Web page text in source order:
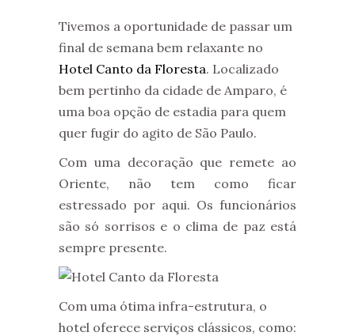
Tivemos a oportunidade de passar um
final de semana bem relaxante no
Hotel Canto da Floresta. Localizado
bem pertinho da cidade de Amparo, é
uma boa opção de estadia para quem
quer fugir do agito de São Paulo.
Com uma decoração que remete ao
Oriente, não tem como ficar
estressado por aqui. Os funcionários
são só sorrisos e o clima de paz está
sempre presente.
Com uma ótima infra-estrutura, o
hotel oferece serviços clássicos, como: